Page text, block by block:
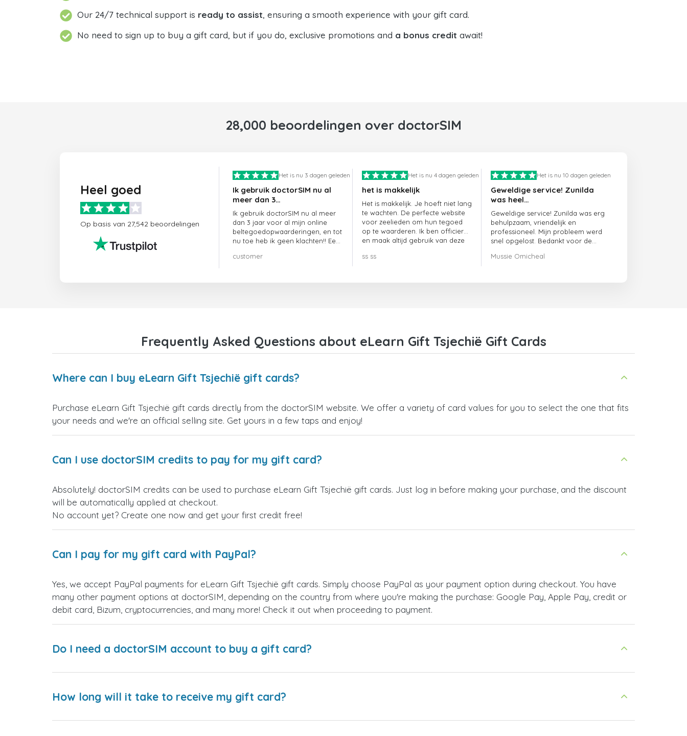
Our 24/7 technical support is ready to assist, ensuring a smooth experience with your gift card.
No need to sign up to buy a gift card, but if you do, exclusive promotions and a bonus credit await!
28,000 beoordelingen over doctorSIM
Heel goed
Op basis van 27,542 beoordelingen
Het is nu 3 dagen geleden
Ik gebruik doctorSIM nu al
meer dan 3…
Ik gebruik doctorSIM nu al meer
dan 3 jaar voor al mijn online
beltegoedopwaarderingen, en tot
nu toe heb ik geen klachten!! Een
customer
Het is nu 4 dagen geleden
het is makkelijk
Het is makkelijk. Je hoeft niet lang
te wachten. De perfecte website
voor zeelieden om hun tegoed
op te waarderen. Ik ben officier
en maak altijd gebruik van deze
ss ss
Het is nu 10 dagen geleden
Geweldige service! Zunilda
was heel…
Geweldige service! Zunilda was erg
behulpzaam, vriendelijk en
professioneel. Mijn probleem werd
snel opgelost. Bedankt voor de
Mussie Omicheal
Frequently Asked Questions about eLearn Gift Tsjechië Gift Cards
Where can I buy eLearn Gift Tsjechië gift cards?
Purchase eLearn Gift Tsjechië gift cards directly from the doctorSIM website. We offer a variety of card values for you to select the one that fits
your needs and we're an official selling site. Get yours in a few taps and enjoy!
Can I use doctorSIM credits to pay for my gift card?
Absolutely! doctorSIM credits can be used to purchase eLearn Gift Tsjechië gift cards. Just log in before making your purchase, and the discount
will be automatically applied at checkout.
No account yet? Create one now and get your first credit free!
Can I pay for my gift card with PayPal?
Yes, we accept PayPal payments for eLearn Gift Tsjechië gift cards. Simply choose PayPal as your payment option during checkout. You have
many other payment options at doctorSIM, depending on the country from where you're making the purchase: Google Pay, Apple Pay, credit or
debit card, Bizum, cryptocurrencies, and many more! Check it out when proceeding to payment.
Do I need a doctorSIM account to buy a gift card?
How long will it take to receive my gift card?